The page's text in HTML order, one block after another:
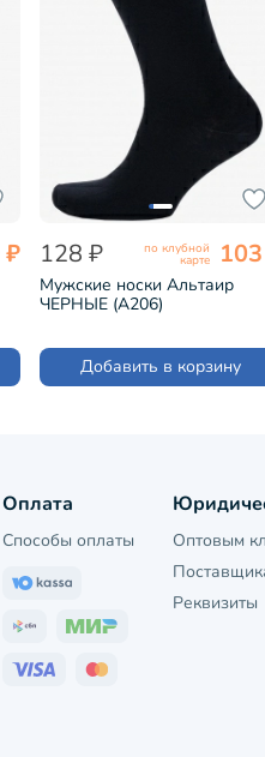
₽ 128 ₽ по клубной
карте
Мужские носки Альтаир
ЧЕРНЫЕ (А206)
Добавить в корзину
Оплата
Способы оплаты
Оптовым
Реквизиты